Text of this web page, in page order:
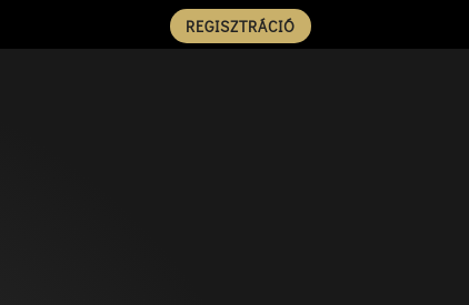
REGISZTRÁCIÓ